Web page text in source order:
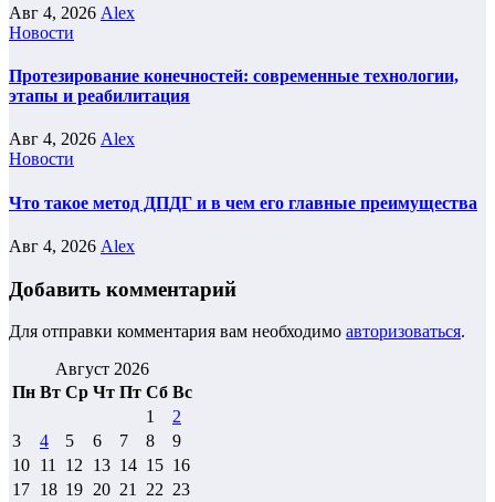
Авг 4, 2026 Alex
Новости
Протезирование конечностей: современные технологии,
этапы и реабилитация
Авг 4, 2026 Alex
Новости
Что такое метод ДПДГ и в чем его главные преимущества
Авг 4, 2026 Alex
Добавить комментарий
Для отправки комментария вам необходимо авторизоваться.
Август 2026
Пн Вт Ср Чт Пт Сб Вс
1
2
3
4 5 6 7 8
9
10 11 12 13 14 15 16
17 18 19 20 21 22 23